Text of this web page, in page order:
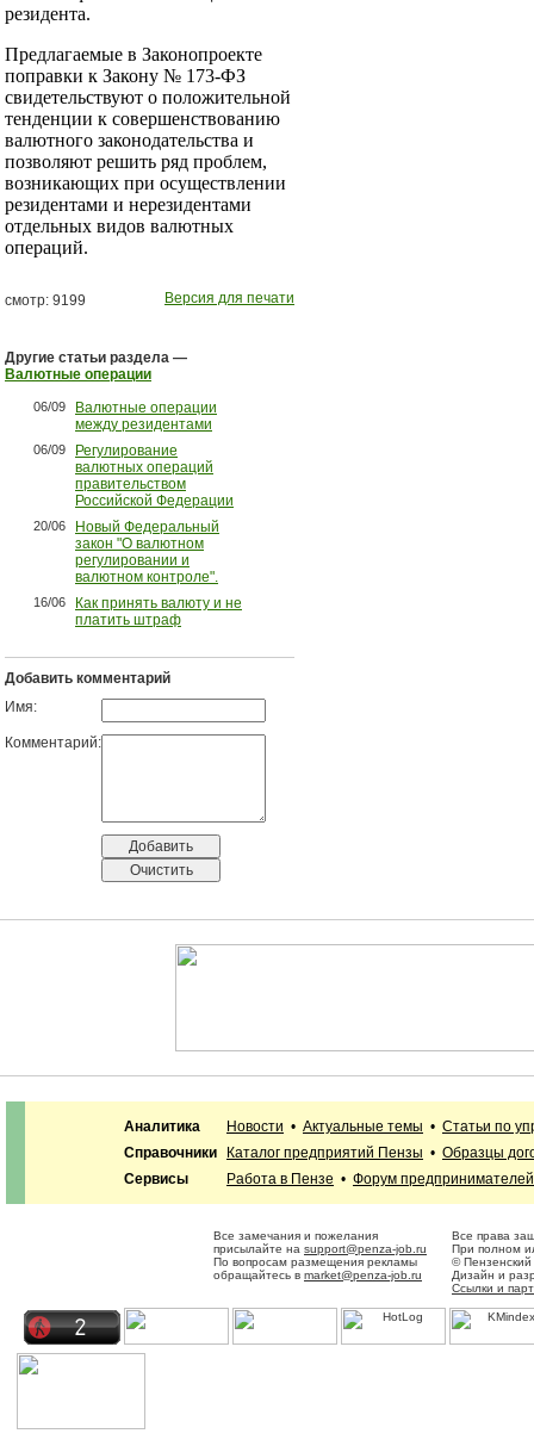
резидента.
Предлагаемые в Законопроекте
поправки к Закону № 173-ФЗ
свидетельствуют о положительной
тенденции к совершенствованию
валютного законодательства и
позволяют решить ряд проблем,
возникающих при осуществлении
резидентами и нерезидентами
отдельных видов валютных
операций.
смотр: 9199 Версия для печати
Другие статьи раздела —
Валютные операции
06/09
Валютные операции
между резидентами
06/09
Регулирование
валютных операций
правительством
Российской Федерации
20/06
Новый Федеральный
закон "О валютном
регулировании и
валютном контроле".
16/06
Как принять валюту и не
платить штраф
Добавить комментарий
Имя:
Комментарий:
Аналитика Новости • Актуальные темы • Статьи по
Справочники
Каталог предприятий Пензы • Образцы
Сервисы
Работа в Пензе • Форум предпринимателей
Все замечания и пожелания
присылайте на support@penza-job.ru
По вопросам размещения рекламы
обращайтесь в market@penza-job.ru
Все права
При полном
©
Дизайн и
Ссылки и